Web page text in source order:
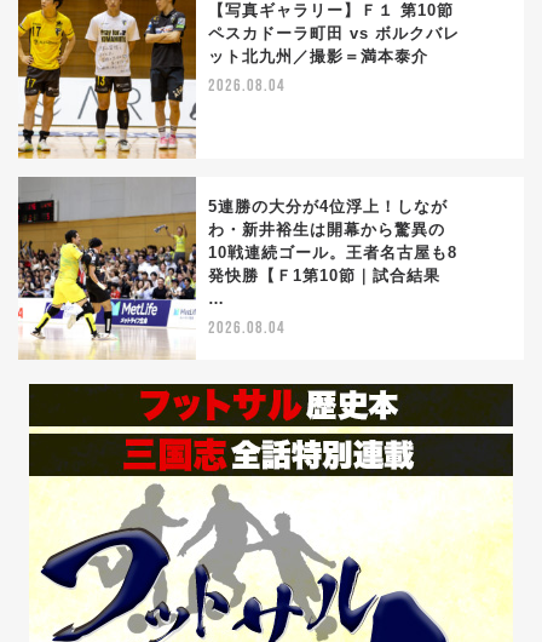
【写真ギャラリー】Ｆ１ 第10節
ペスカドーラ町田 vs ボルクバレ
ット北九州／撮影＝満本泰介
2026.08.04
5連勝の大分が4位浮上！しなが
わ・新井裕生は開幕から驚異の
10戦連続ゴール。王者名古屋も8
発快勝【Ｆ1第10節｜試合結果
…
2026.08.04